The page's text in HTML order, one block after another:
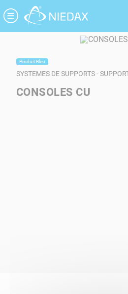
Produit Bleu
SYSTEMES DE SUPPORTS -
CONSOLES CU
Panneau de gestion des cookies